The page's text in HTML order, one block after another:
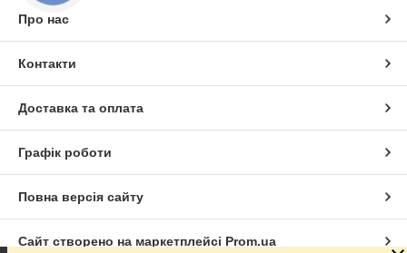
Про нас
Контакти
Доставка та оплата
Графік роботи
Повна версія сайту
Сайт створено на маркетплейсі Prom.ua